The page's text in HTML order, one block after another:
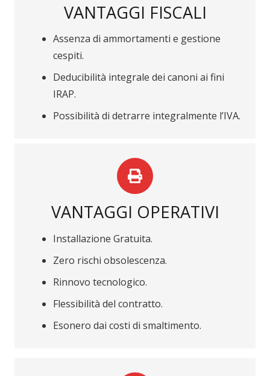
VANTAGGI FISCALI
Assenza di ammortamenti e gestione
cespiti.
Deducibilità integrale dei canoni ai fini
IRAP.
Possibilità di detrarre integralmente l’IVA.
VANTAGGI OPERATIVI
Installazione Gratuita.
Zero rischi obsolescenza.
Rinnovo tecnologico.
Flessibilità del contratto.
Esonero dai costi di smaltimento.